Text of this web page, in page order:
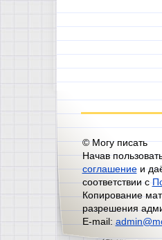
© Могу писать
Начав
соглашениеи
соответствии с
Копирование
разрешения
E-mail: